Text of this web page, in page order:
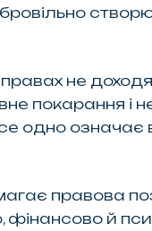
не
покарання і
означає
правова
й